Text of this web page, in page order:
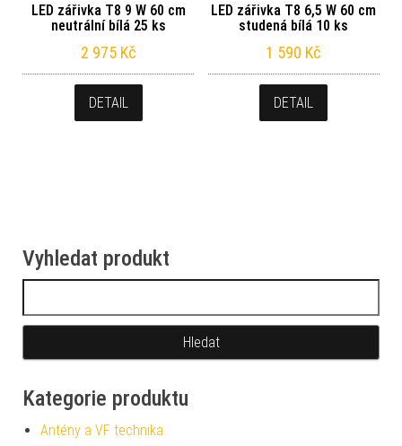
LED zářivka T8 9 W 60 cm
neutrální bílá 25 ks
2 975 Kč
DETAIL
LED zářivka T8 6,5 W 60 cm
studená bílá 10 ks
1 590 Kč
DETAIL
Vyhledat produkt
Kategorie produktu
Antény a VF technika